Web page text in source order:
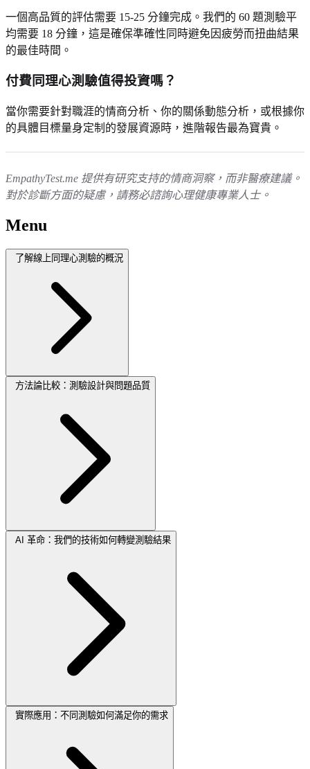
一個高品質的評估需要 15-25 分鐘完成。我們的 60 題測驗平
均需要 18 分鐘，這是確保準確性同時避免因疲勞而扭曲結果
的最佳時間。
付費同理心測驗值得投資嗎？
當你需要針對職涯的情商分析、你的關係動態分析，或根據你
的具體目標量身定制的發展資源時，進階報告最為寶貴。
EmpathyTest.me 提供有研究支持的情商洞察，而非醫療建議。
對於診斷方面的疑慮，請務必諮詢心理健康專業人士。
Menu
了解線上同理心測驗的概況
方法論比較：測驗設計與問題品質
AI 革命：我們的技術如何轉變測驗結果
實際應用：不同測驗如何滿足你的需求